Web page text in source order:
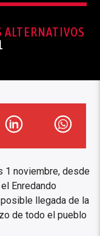
ALTERNATIVOS
1 noviembre, desde
Enredando
llegada de la
de todo el pueblo